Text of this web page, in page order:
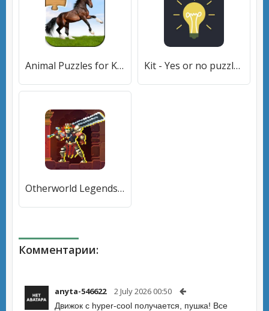
Animal Puzzles for Kids [МОД Premium] APK Android Kit - Yes or no puzzles (Кит) [МОД Mega Pack] APK Android
Otherworld Legends (Азербайджанские легенды) [МОД Premium] APK Android
Комментарии:
anyta-546622 2 July 2026 00:50
Движок с hyper-cool получается, пушка! Все